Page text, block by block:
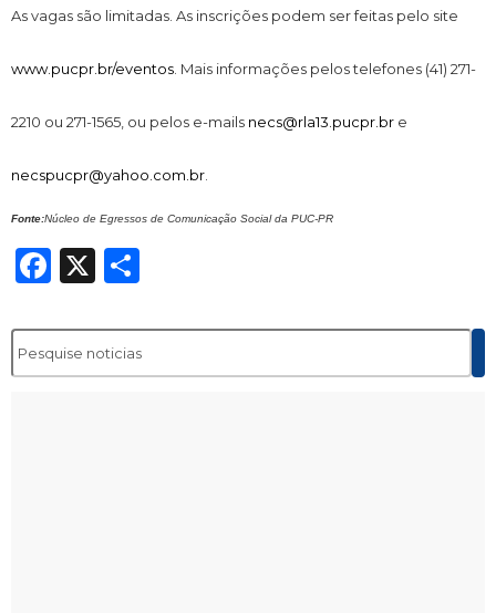
As vagas são limitadas. As inscrições podem ser feitas pelo site
www.pucpr.br/eventos . Mais informações pelos telefones (41) 271-
2210 ou 271-1565, ou pelos e-mails necs@rla13.pucpr.br e
necspucpr@yahoo.com.br
Fonte:Núcleo de Egressos de Comunicação Social da PUC-PR
Facebook
X